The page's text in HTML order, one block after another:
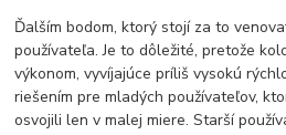
Ďalším bodom, ktorý stojí za to
používateľa. Je to dôležité, pretože
výkonom, vyvíjajúce príliš vysokú
riešením pre mladých používateľov,
osvojili len v malej miere. Starší